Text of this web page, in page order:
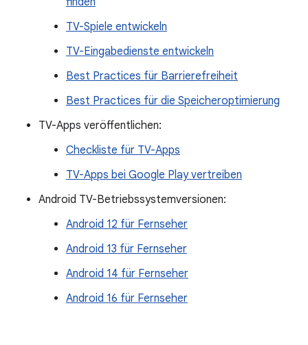
TV-Spiele entwickeln
TV-Eingabedienste entwickeln
Best Practices für Barrierefreiheit
Best Practices für die Speicheroptimierung
TV-Apps veröffentlichen:
Checkliste für TV-Apps
TV-Apps bei Google Play vertreiben
Android TV-Betriebssystemversionen:
Android 12 für Fernseher
Android 13 für Fernseher
Android 14 für Fernseher
Android 16 für Fernseher